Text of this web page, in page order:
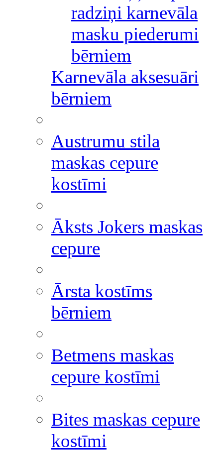
radziņi karnevāla
masku piederumi
bērniem
Karnevāla aksesuāri
bērniem
Austrumu stila
maskas cepure
kostīmi
Āksts Jokers maskas
cepure
Ārsta kostīms
bērniem
Betmens maskas
cepure kostīmi
Bites maskas cepure
kostīmi